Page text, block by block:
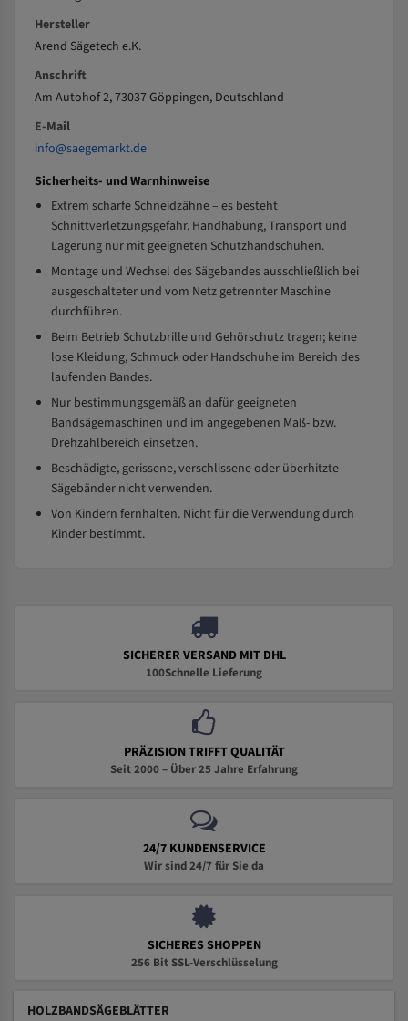
Hersteller
Arend Sägetech e.K.
Anschrift
Am Autohof 2, 73037 Göppingen, Deutschland
E-Mail
info@saegemarkt.de
Sicherheits- und Warnhinweise
Extrem scharfe Schneidzähne – es besteht
Schnittverletzungsgefahr. Handhabung, Transport und
Lagerung nur mit geeigneten Schutzhandschuhen.
Montage und Wechsel des Sägebandes ausschließlich bei
ausgeschalteter und vom Netz getrennter Maschine
durchführen.
Beim Betrieb Schutzbrille und Gehörschutz tragen; keine
lose Kleidung, Schmuck oder Handschuhe im Bereich des
laufenden Bandes.
Nur bestimmungsgemäß an dafür geeigneten
Bandsägemaschinen und im angegebenen Maß- bzw.
Drehzahlbereich einsetzen.
Beschädigte, gerissene, verschlissene oder überhitzte
Sägebänder nicht verwenden.
Von Kindern fernhalten. Nicht für die Verwendung durch
Kinder bestimmt.
SICHERER VERSAND MIT DHL
100Schnelle Lieferung
PRÄZISION TRIFFT QUALITÄT
Seit 2000 – Über 25 Jahre Erfahrung
24/7 KUNDENSERVICE
Wir sind 24/7 für Sie da
SICHERES SHOPPEN
256 Bit SSL-Verschlüsselung
HOLZBANDSÄGEBLÄTTER